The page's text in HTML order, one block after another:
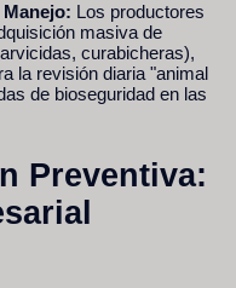
Los productores
masiva de
curabicheras),
la revisión diaria "animal
de bioseguridad en las
Preventiva: